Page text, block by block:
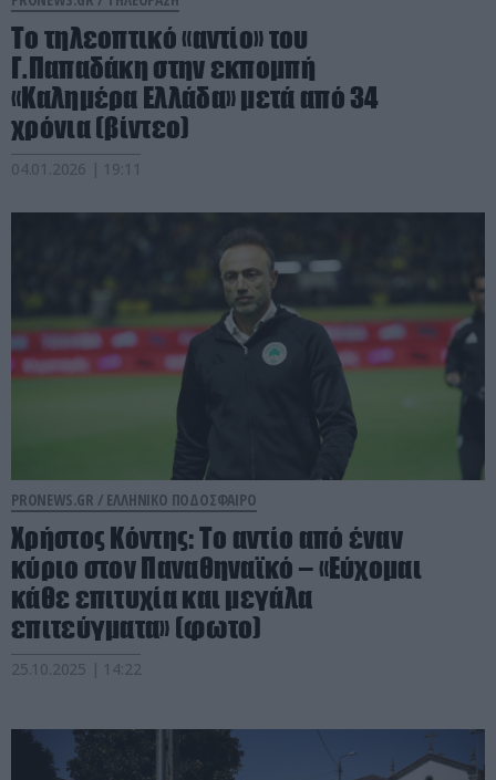
Το τηλεοπτικό «αντίο» του
Γ.Παπαδάκη στην εκπομπή
«Καλημέρα Ελλάδα» μετά από 34
χρόνια (βίντεο)
04.01.2026 | 19:11
PRONEWS.GR / ΕΛΛΗΝΙΚΟ ΠΟΔΟΣΦΑΙΡΟ
Χρήστος Κόντης: Το αντίο από έναν
κύριο στον Παναθηναϊκό – «Εύχομαι
κάθε επιτυχία και μεγάλα
επιτεύγματα» (φωτο)
25.10.2025 | 14:22